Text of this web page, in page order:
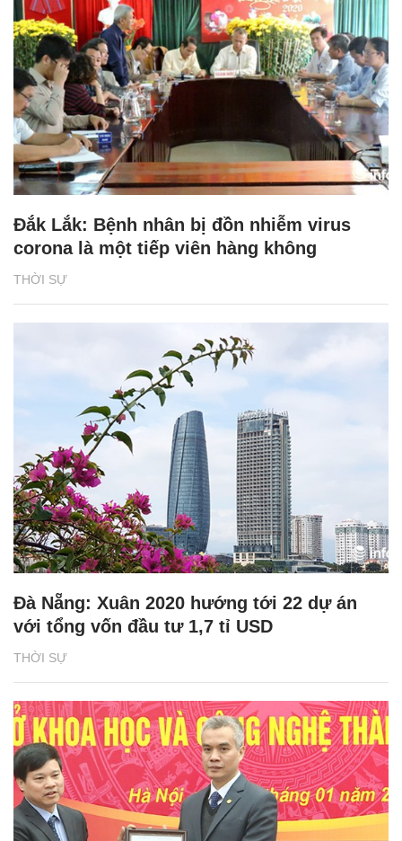
THỜI SỰ
Đắk Lắk: Bệnh nhân bị đồn nhiễm virus
corona là một tiếp viên hàng không
THỜI SỰ
Đà Nẵng: Xuân 2020 hướng tới 22 dự án
với tổng vốn đầu tư 1,7 tỉ USD